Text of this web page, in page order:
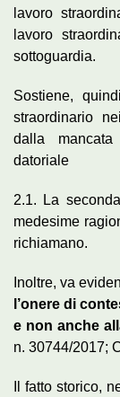
lavoro
lavoro
sottoguardia.
Sostiene,
straordinario
dalla
datoriale
2.1. La
medesime
richiamano.
Inoltre, va
l’onere di
e non anche
n. 30744/2017;
Il fatto storico,